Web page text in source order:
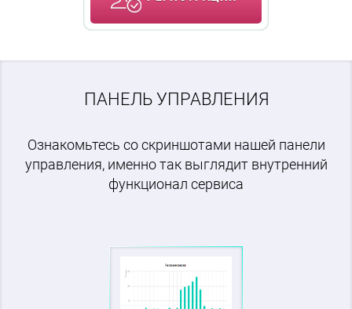
ПАНЕЛЬ УПРАВЛЕНИЯ
Ознакомьтесь со скриншотами нашей панели
управления, именно так выглядит внутренний
функционал сервиса